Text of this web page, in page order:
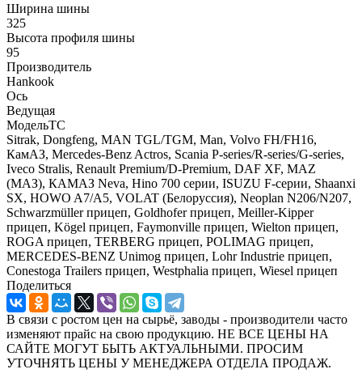
Ширина шины
325
Высота профиля шины
95
Производитель
Hankook
Ось
Ведущая
МодельТС
Sitrak, Dongfeng, MAN TGL/TGM, Man, Volvo FH/FH16,
КамАЗ, Mercedes-Benz Actros, Scania P-series/R-series/G-series,
Iveco Stralis, Renault Premium/D-Premium, DAF XF, MAZ
(МАЗ), КАМАЗ Neva, Hino 700 серии, ISUZU F-серии, Shaanxi
SX, HOWO A7/A5, VOLAT (Белоруссия), Neoplan N206/N207,
Schwarzmüller прицеп, Goldhofer прицеп, Meiller-Kipper
прицеп, Kögel прицеп, Faymonville прицеп, Wielton прицеп,
ROGA прицеп, TERBERG прицеп, POLIMAG прицеп,
MERCEDES-BENZ Unimog прицеп, Lohr Industrie прицеп,
Conestoga Trailers прицеп, Westphalia прицеп, Wiesel прицеп
Поделиться
В связи с ростом цен на сырьё, заводы - производители часто
изменяют прайс на свою продукцию. НЕ ВСЕ ЦЕНЫ НА
САЙТЕ МОГУТ БЫТЬ АКТУАЛЬНЫМИ. ПРОСИМ
УТОЧНЯТЬ ЦЕНЫ У МЕНЕДЖЕРА ОТДЕЛА ПРОДАЖ.